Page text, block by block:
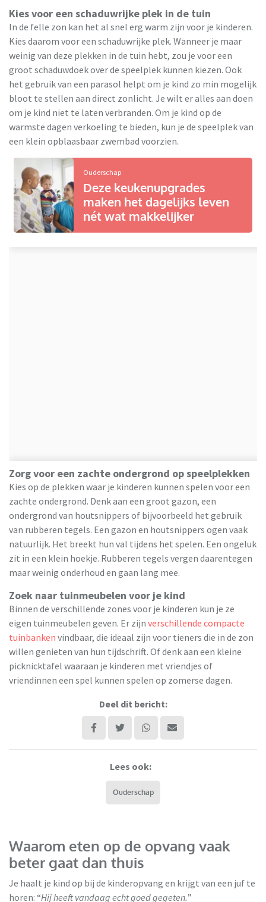
Kies voor een schaduwrijke plek in de tuin
In de felle zon kan het al snel erg warm zijn voor je kinderen.
Kies daarom voor een schaduwrijke plek. Wanneer je maar
weinig van deze plekken in de tuin hebt, zou je voor een
groot schaduwdoek over de speelplek kunnen kiezen. Ook
het gebruik van een parasol helpt om je kind zo min mogelijk
bloot te stellen aan direct zonlicht. Je wilt er alles aan doen
om je kind niet te laten verbranden. Om je kind op de
warmste dagen verkoeling te bieden, kun je de speelplek van
een klein opblaasbaar zwembad voorzien.
Ouderschap
Deze keukenupgrades
maken het dagelijks leven
nét wat makkelijker
Zorg voor een zachte ondergrond op speelplekken
Kies op de plekken waar je kinderen kunnen spelen voor een
zachte ondergrond. Denk aan een groot gazon, een
ondergrond van houtsnippers of bijvoorbeeld het gebruik
van rubberen tegels. Een gazon en houtsnippers ogen vaak
natuurlijk. Het breekt hun val tijdens het spelen. Een ongeluk
zit in een klein hoekje. Rubberen tegels vergen daarentegen
maar weinig onderhoud en gaan lang mee.
Zoek naar tuinmeubelen voor je kind
Binnen de verschillende zones voor je kinderen kun je ze
eigen tuinmeubelen geven. Er zijn verschillende compacte
tuinbanken vindbaar, die ideaal zijn voor tieners die in de zon
willen genieten van hun tijdschrift. Of denk aan een kleine
picknicktafel waaraan je kinderen met vriendjes of
vriendinnen een spel kunnen spelen op zomerse dagen.
Deel dit bericht:
Lees ook:
Ouderschap
Waarom eten op de opvang vaak
beter gaat dan thuis
Je haalt je kind op bij de kinderopvang en krijgt van een juf te
horen: “Hij heeft vandaag echt goed gegeten.”